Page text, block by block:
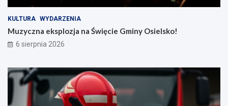
KULTURA WYDARZENIA
Muzyczna eksplozja na Święcie Gminy Osielsko!
6 sierpnia 2026